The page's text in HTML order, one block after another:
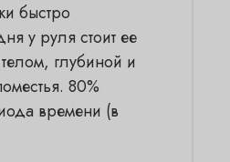
быстро
у руля стоит ее
глубиной и
80%
времени (в